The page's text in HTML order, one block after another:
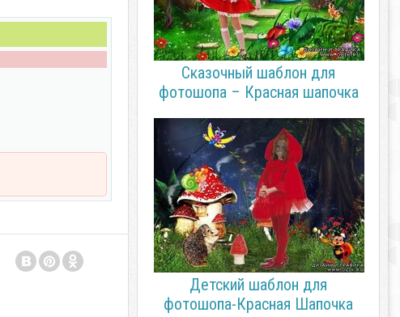
Сказочный шаблон для
фотошопа – Красная шапочка
Детский шаблон для
фотошопа-Красная Шапочка